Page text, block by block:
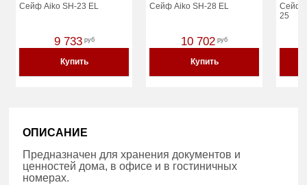
Сейф Aiko SH-23 EL
9 733 руб
Купить
Сейф Aiko SH-28 EL
10 702 руб
Купить
Сейф
25
ОПИСАНИЕ
Предназначен для хранения документов и
ценностей дома, в офисе и в гостиничных
номерах.